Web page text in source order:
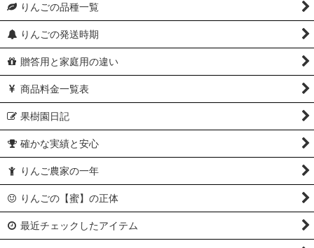
りんごの品種一覧
りんごの発送時期
贈答用と家庭用の違い
商品料金一覧表
果樹園日記
確かな実績と安心
りんご農家の一年
りんごの【蜜】の正体
最近チェックしたアイテム